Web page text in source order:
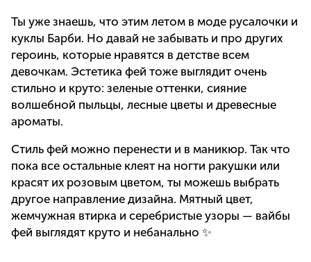
Ты уже знаешь, что этим летом в моде русалочки и
куклы Барби. Но давай не забывать и про других
героинь, которые нравятся в детстве всем
девочкам. Эстетика фей тоже выглядит очень
стильно и круто: зеленые оттенки, сияние
волшебной пыльцы, лесные цветы и древесные
ароматы.
Стиль фей можно перенести и в маникюр. Так что
пока все остальные клеят на ногти ракушки или
красят их розовым цветом, ты можешь выбрать
другое направление дизайна. Мятный цвет,
жемчужная втирка и серебристые узоры — вайбы
фей выглядят круто и небанально ✨